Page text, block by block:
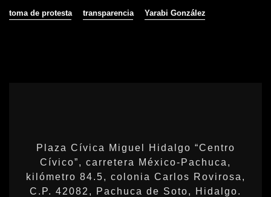
toma de protesta transparencia Yarabi González
Plaza Cívica Miguel Hidalgo “Centro
Cívico”, carretera México-Pachuca,
kilómetro 84.5, colonia Carlos Rovirosa,
C.P. 42082, Pachuca de Soto, Hidalgo.